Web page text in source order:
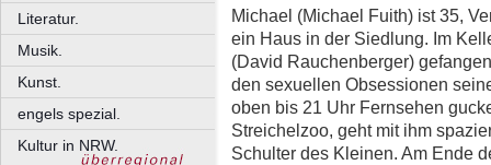
Literatur.
Musik.
Kunst.
engels spezial.
Kultur in NRW.
Michael (Michael Fuith) ist 35,
ein Haus in der Siedlung. Im
(David Rauchenberger)
den sexuellen Obsessionen
oben bis 21 Uhr Fernsehen
Streichelzoo, geht mit ihm
Schulter des Kleinen. Am Ende